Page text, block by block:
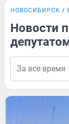
НОВОСИБИРСК
Новости